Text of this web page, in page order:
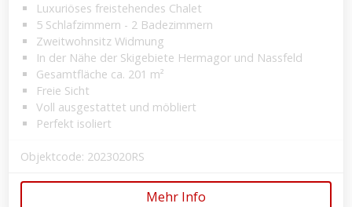
Luxuriöses freistehendes Chalet
5 Schlafzimmern - 2 Badezimmern
Zweitwohnsitz Widmung
In der Nähe der Skigebiete Hermagor und Nassfeld
Gesamtfläche ca. 201 m²
Freie Sicht
Voll ausgestattet und möbliert
Perfekt isoliert
Objektcode: 2023020RS
Mehr Info